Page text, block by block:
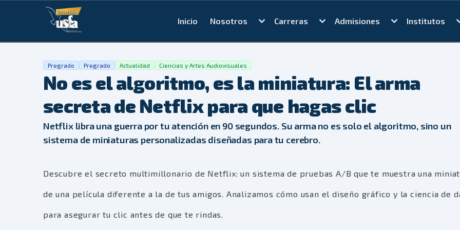
Inicio Nosotros Carreras Admisiones Institutos
Pregrado Pregrado Actualidad Ciencias y Artes Audiovisuales
No es el algoritmo, es la miniatura: El arma
secreta de Netflix para que hagas clic
Netflix libra una guerra por tu atención en 90 segundos. Su arma no es solo el algoritmo, sino un
sistema de miniaturas personalizadas diseñadas para tu cerebro.
Descubre el secreto multimillonario de Netflix: un sistema de pruebas A/B que te muestra una
de una película diferente a la de tus amigos. Analizamos cómo usan el diseño gráfico y la ciencia de
para asegurar tu clic antes de que te rindas.